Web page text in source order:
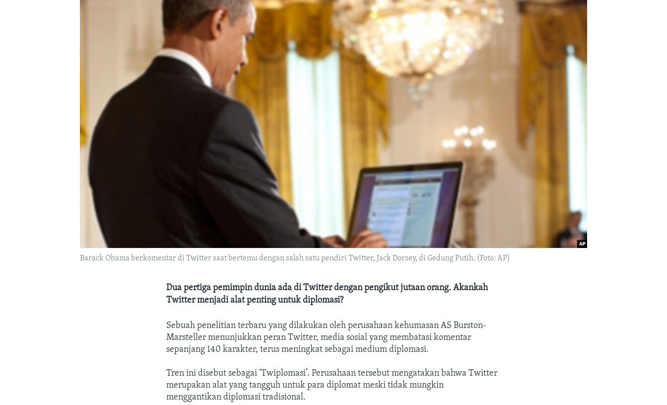
Barack Obama berkomentar di Twitter saat bertemu dengan salah satu pendiri Twitter, Jack Dorsey, di Gedung Putih. (Foto: AP)
Dua pertiga pemimpin dunia ada di Twitter dengan pengikut jutaan orang. Akankah
Twitter menjadi alat penting untuk diplomasi?
Sebuah penelitian terbaru yang dilakukan oleh perusahaan kehumasan AS Burston-
Marsteller menunjukkan peran Twitter, media sosial yang membatasi komentar
sepanjang 140 karakter, terus meningkat sebagai medium diplomasi.
Tren ini disebut sebagai ‘Twiplomasi’. Perusahaan tersebut mengatakan bahwa Twitter
merupakan alat yang tangguh untuk para diplomat meski tidak mungkin
menggantikan diplomasi tradisional.